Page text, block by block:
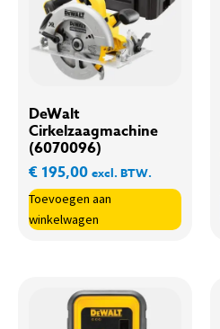
DeWalt
Cirkelzaagmachine
(6070096)
€ 195,00 excl. BTW.
Toevoegen aan
winkelwagen